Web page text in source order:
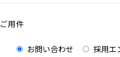
ご用件
お問い合わせ 採用エ